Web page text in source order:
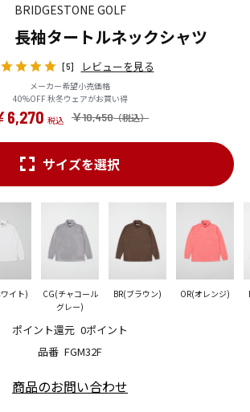
BRIDGESTONE GOLF
長袖タートルネックシャツ
[5] レビューを見る
メーカー希望小売価格
40%OFF 秋冬ウェアがお買い得
￥10,450
6,270
品番 FGM32F
ポイント還元 0ポイント
サイズを選択
イト)
CG(チャコール
グレー)
BR(ブラウン) OR(オレンジ)
商品のお問い合わせ